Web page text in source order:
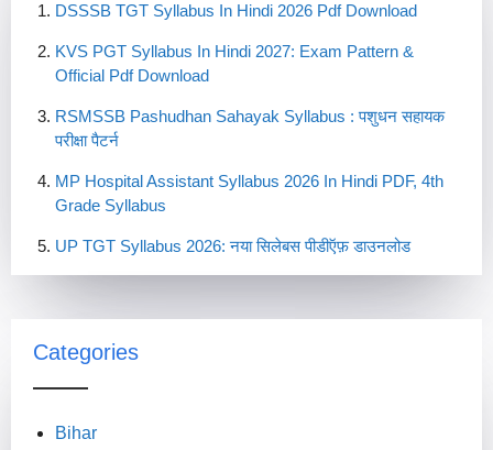
DSSSB TGT Syllabus In Hindi 2026 Pdf Download
KVS PGT Syllabus In Hindi 2027: Exam Pattern &
Official Pdf Download
RSMSSB Pashudhan Sahayak Syllabus : पशुधन सहायक
परीक्षा पैटर्न
MP Hospital Assistant Syllabus 2026 In Hindi PDF, 4th
Grade Syllabus
UP TGT Syllabus 2026: नया सिलेबस पीडीऍफ़ डाउनलोड
Categories
Bihar